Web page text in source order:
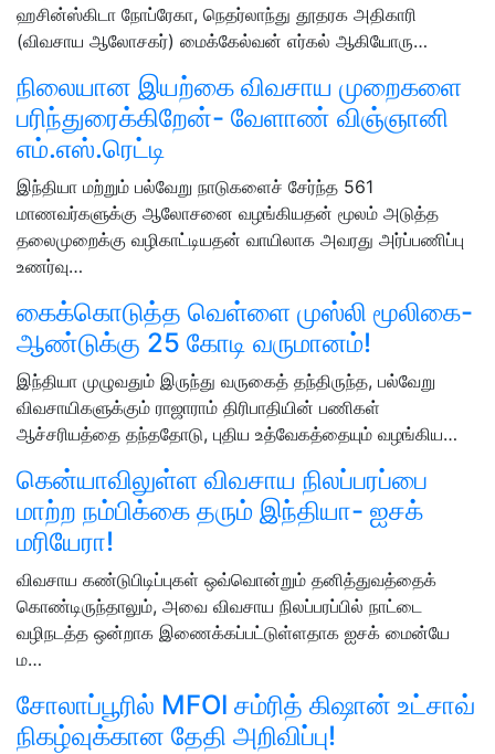
ஹசின்ஸ்கிடா நோப்ரேகா, நெதர்லாந்து தூதரக அதிகாரி
(விவசாய ஆலோசகர்) மைக்கேல்வன் எர்கல் ஆகியோரு…
நிலையான இயற்கை விவசாய முறைகளை
பரிந்துரைக்கிறேன்- வேளாண் விஞ்ஞானி
எம்.எஸ்.ரெட்டி
இந்தியா மற்றும் பல்வேறு நாடுகளைச் சேர்ந்த 561
மாணவர்களுக்கு ஆலோசனை வழங்கியதன் மூலம் அடுத்த
தலைமுறைக்கு வழிகாட்டியதன் வாயிலாக அவரது அர்ப்பணிப்பு
உணர்வு…
கைக்கொடுத்த வெள்ளை முஸ்லி மூலிகை-
ஆண்டுக்கு 25 கோடி வருமானம்!
இந்தியா முழுவதும் இருந்து வருகைத் தந்திருந்த, பல்வேறு
விவசாயிகளுக்கும் ராஜாராம் திரிபாதியின் பணிகள்
ஆச்சரியத்தை தந்ததோடு, புதிய உத்வேகத்தையும் வழங்கிய…
கென்யாவிலுள்ள விவசாய நிலப்பரப்பை
மாற்ற நம்பிக்கை தரும் இந்தியா- ஐசக்
மரியேரா!
விவசாய கண்டுபிடிப்புகள் ஒவ்வொன்றும் தனித்துவத்தைக்
கொண்டிருந்தாலும், அவை விவசாய நிலப்பரப்பில் நாட்டை
வழிநடத்த ஒன்றாக இணைக்கப்பட்டுள்ளதாக ஐசக் மைன்யே
ம…
சோலாப்பூரில் MFOI சம்ரித் கிஷான் உட்சாவ்
நிகழ்வுக்கான தேதி அறிவிப்பு!